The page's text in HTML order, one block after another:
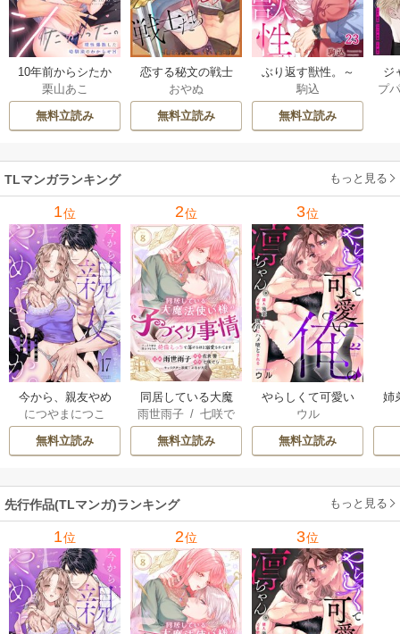
10年前からシたか
った。～理性爆散
した幼馴染のわか
らせＨ 12巻
栗山あこ
無料立読み
恋する秘文の戦士
たち【forcs edite
d】 43-44巻
おやぬ
無料立読み
ぶり返す獣性。～
カースト上位な男
の、10年越しの激
愛 23巻
駒込
無料立読み
ジ
ク
プ
TLマンガランキング もっと見る
1位
今から、親友やめ
ようか。～腐れ縁
同僚は甘い快楽で
私を壊す～
につやまにつこ
無料立読み
2位
同居している大魔
法使い様の子づく
り事情 こっそり家
を出るつもりが、
るほど溺愛されて
ます
雨世雨子 /七咲で
/ 佐倉響 /
が月見
無料立読み
3位
やらしくて可愛い
俺の凛ちゃん。～
隣人後輩くんのイ
キすぎた執着にハ
ウル
無料立読み
姉
先行作品(TLマンガ)ランキング もっと見る
1位 2位 3位